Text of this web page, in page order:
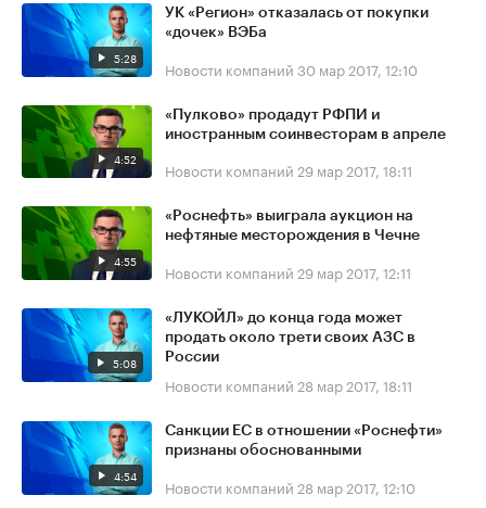
5:28
УК «Регион» отказалась от покупки
«дочек» ВЭБа
Новости компаний 30 мар 2017, 12:10
4:52
«Пулково» продадут РФПИ и
иностранным соинвесторам в апреле
Новости компаний 29 мар 2017, 18:11
4:55
«Роснефть» выиграла аукцион на
нефтяные месторождения в Чечне
Новости компаний 29 мар 2017, 12:11
5:08
«ЛУКОЙЛ» до конца года может
продать около трети своих АЗС в
России
Новости компаний 28 мар 2017, 18:11
4:54
Санкции ЕС в отношении «Роснефти»
признаны обоснованными
Новости компаний 28 мар 2017, 12:10